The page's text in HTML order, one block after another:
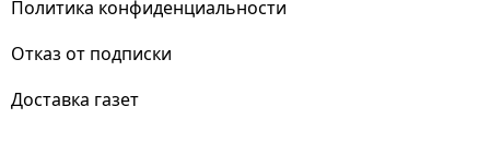
Политика конфиденциальности
Отказ от подписки
Доставка газет